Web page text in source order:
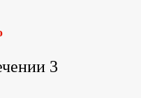
3